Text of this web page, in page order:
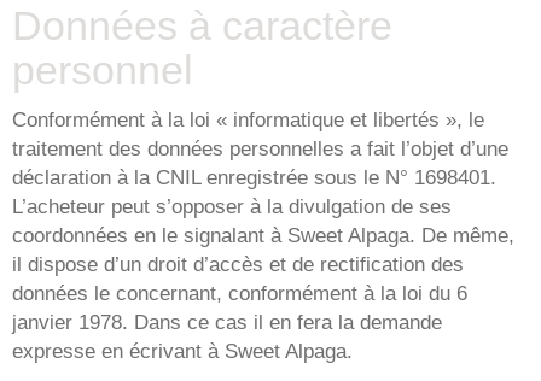
Données à caractère
personnel
Conformément à la loi « informatique et libertés », le
traitement des données personnelles a fait l’objet d’une
déclaration à la CNIL enregistrée sous le N° 1698401.
L’acheteur peut s’opposer à la divulgation de ses
coordonnées en le signalant à Sweet Alpaga. De même,
il dispose d’un droit d’accès et de rectification des
données le concernant, conformément à la loi du 6
janvier 1978. Dans ce cas il en fera la demande
expresse en écrivant à Sweet Alpaga.